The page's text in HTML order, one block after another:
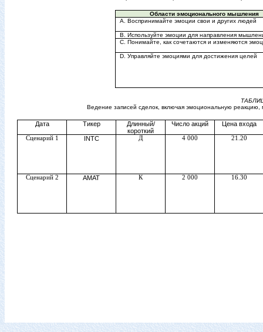
Области эмоционального мышления
А. Воспринимайте эмоции свои и других людей
В. Используйте эмоции для направления
С. Понимайте, как сочетаются и изменяются
D . Управляйте эмоциями для достижения целей
Ведение записей сделок, включая эмоциональную
Дата Тикер
Длинный/
короткий
Число акций Цена входа
Сценарий 1 INTC Д 4 000 21.20
Сценарий 2 AMAT К 2 000 16.30